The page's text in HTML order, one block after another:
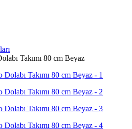
Takımı 80 cm Beyaz